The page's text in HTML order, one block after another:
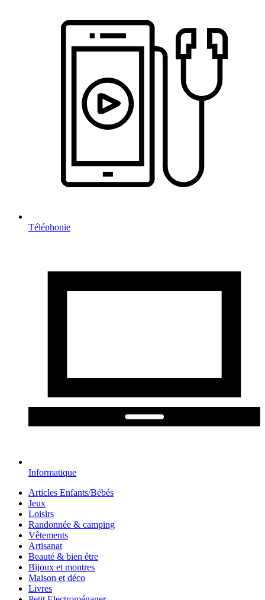
Téléphonie
Informatique
Articles Enfants/Bébés
Jeux
Loisirs
Randonnée & camping
Vêtements
Artisanat
Beauté & bien être
Bijoux et montres
Maison et déco
Livres